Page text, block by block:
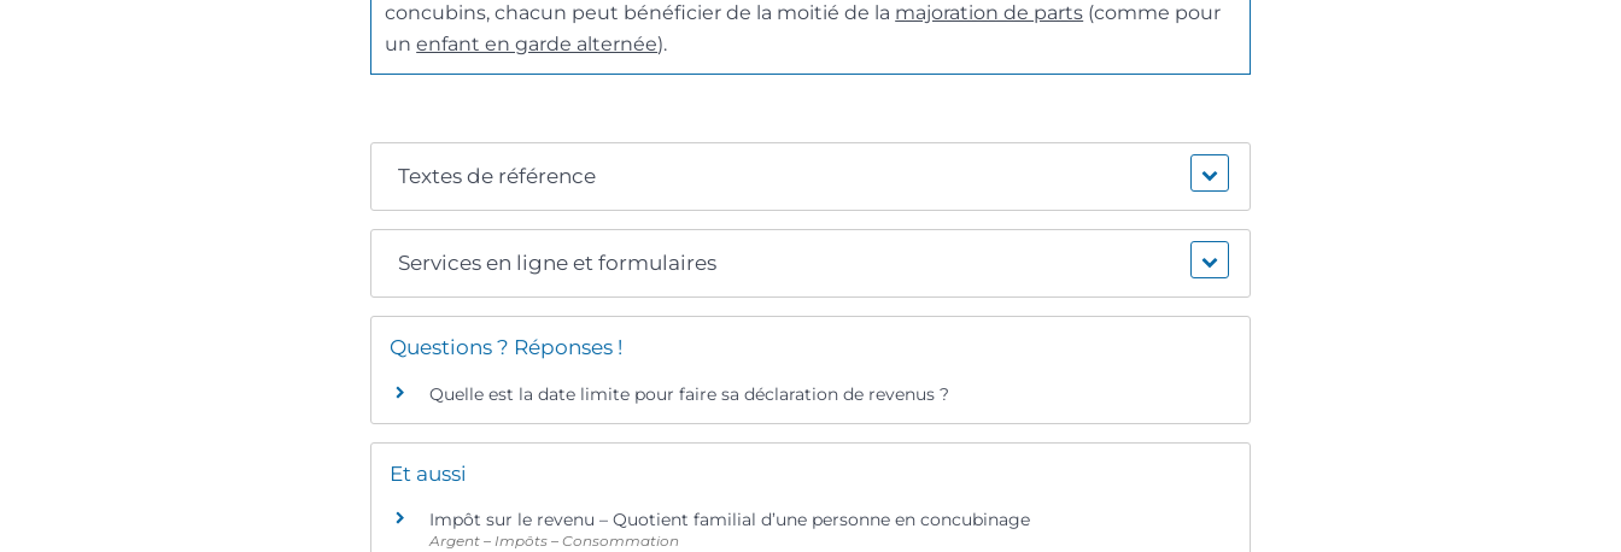
concubins, chacun peut bénéficier de la moitié de la majoration de parts (comme pour
unenfant en garde alternée).
Textes de référence
Services en ligne et formulaires
Questions ? Réponses !
Quelle est la date limite pour faire sa déclaration de revenus ?
Et aussi
Impôt sur le revenu – Quotient familial d’une personne en concubinage
Argent – Impôts – Consommation